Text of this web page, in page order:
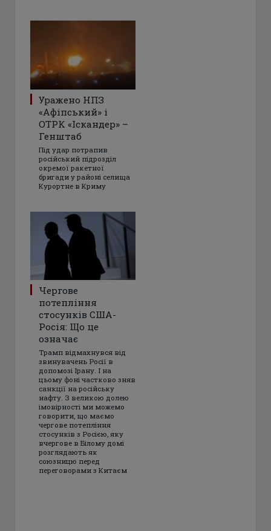
Уражено НПЗ
«Афіпський» і
ОТРК «Іскандер» –
Генштаб
Під удар потрапив
російський підрозділ
окремої ракетної
бригади у районі селища
Курортне в Криму
Чергове
потепління
стосунків США-
Росія: Що це
означає
Трамп відмахнувся від
звинувачень Росії в
допомозі Ірану. І на
цьому фоні частково зняв
санкції на російську
нафту. З великою долею
імовірності ми можемо
говорити, що маємо
чергове потепління
стосунків з Росією, яку
вчергове в Білому домі
розглядають як
союзницю перед
переговорами з Китаєм